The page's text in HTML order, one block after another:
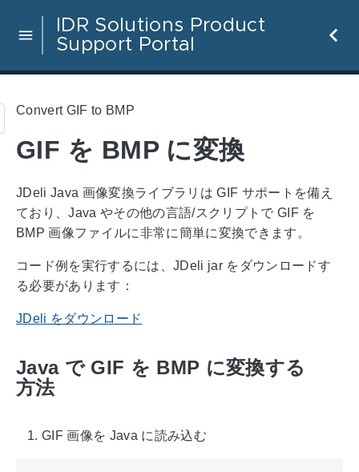
IDR Solutions Product
Support Portal
Convert GIF to BMP
GIF を BMP に変換
JDeli Java 画像変換ライブラリは GIF サポートを備え
ており、Java やその他の言語/スクリプトで GIF を
BMP 画像ファイルに非常に簡単に変換できます。
コード例を実行するには、JDeli jar をダウンロードす
る必要があります：
JDeli をダウンロード
Java で GIF を BMP に変換する
方法
GIF 画像を Java に読み込む